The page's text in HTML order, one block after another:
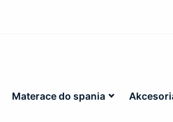
Materace do spania